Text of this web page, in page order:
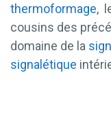
thermoformage,
cousins des
domaine de la
signalétique